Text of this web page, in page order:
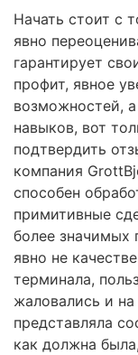
Начать стоит с
явно
гарантирует
профит, явное
возможностей,
навыков, вот
подтвердить
компания
способен
примитивные
более значимых
явно не
терминала,
жаловались и
представляла
как должна